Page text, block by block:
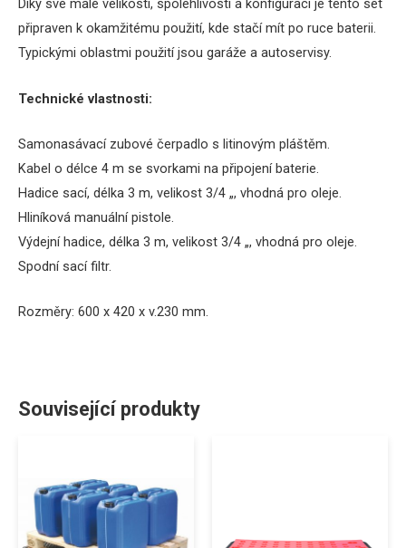
Díky své malé velikosti, spolehlivosti a konfiguraci je tento set
připraven k okamžitému použití, kde stačí mít po ruce baterii.
Typickými oblastmi použití jsou garáže a autoservisy.
Technické vlastnosti:
Samonasávací zubové čerpadlo s litinovým pláštěm.
Kabel o délce 4 m se svorkami na připojení baterie.
Hadice sací, délka 3 m, velikost 3/4 „, vhodná pro oleje.
Hliníková manuální pistole.
Výdejní hadice, délka 3 m, velikost 3/4 „, vhodná pro oleje.
Spodní sací filtr.
Rozměry: 600 x 420 x v.230 mm.
Související produkty